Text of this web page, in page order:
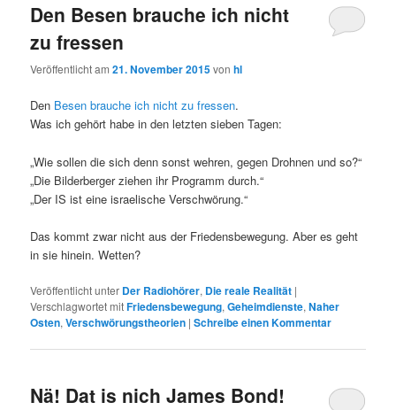
Den Besen brauche ich nicht
zu fressen
Veröffentlicht am21. November 2015vonhl
Den Besen brauche ich nicht zu fressen.
Was ich gehört habe in den letzten sieben Tagen:
„Wie sollen die sich denn sonst wehren, gegen Drohnen und so?“
„Die Bilderberger ziehen ihr Programm durch.“
„Der IS ist eine israelische Verschwörung.“
Das kommt zwar nicht aus der Friedensbewegung. Aber es geht
in sie hinein. Wetten?
Veröffentlicht unter Der Radiohörer, Die reale Realität |
Verschlagwortet mitFriedensbewegung,Geheimdienste,Naher
Osten,Verschwörungstheorien |Schreibe einen Kommentar
Nä! Dat is nich James Bond!